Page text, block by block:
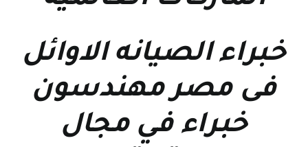
خبراء الصيانه الاوائل
فى مصر مهندسون
خبراء في مجال